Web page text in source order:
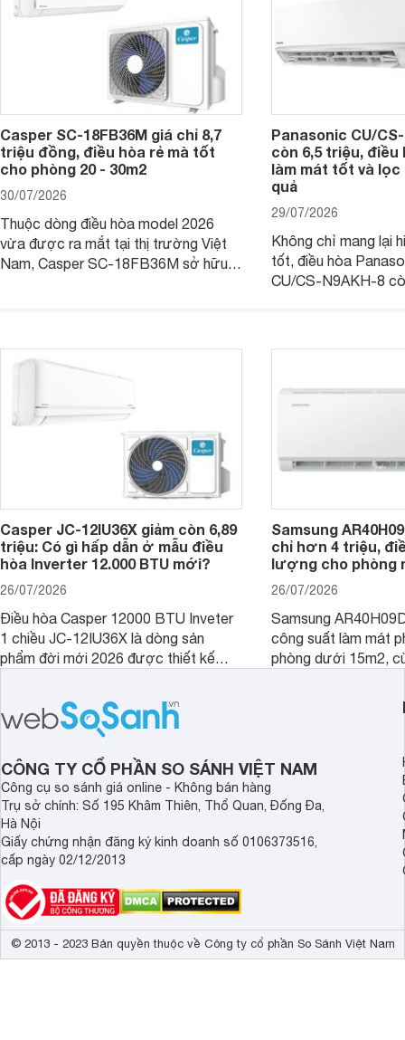
Casper SC-18FB36M giá chỉ 8,7
triệu đồng, điều hòa rẻ mà tốt
cho phòng 20 - 30m2
30/07/2026
Thuộc dòng điều hòa model 2026
vừa được ra mắt tại thị trường Việt
Nam, Casper SC-18FB36M sở hữu
nhiều tính năng và công nghệ hiện đại.
Panasonic CU/
còn 6,5 triệu, điều
làm mát tốt và lọc
quả
29/07/2026
Không chỉ mang lại
tốt, điều hòa
CU/CS-N9AKH-8
Casper JC-12IU36X giảm còn 6,89
triệu: Có gì hấp dẫn ở mẫu điều
hòa Inverter 12.000 BTU mới?
26/07/2026
Điều hòa Casper 12000 BTU Inveter
1 chiều JC-12IU36X là dòng sản
phẩm đời mới 2026 được thiết kế
sở hữu khả năng làm mát tốt mà còn
có giá bán rất hợp lý.
Samsung
chỉ hơn 4 triệu,
lượng cho phòng
26/07/2026
Samsung
công suất làm mát
phòng dưới 15m2,
phòng ngủ, phòng
CÔNG TY CỔ PHẦN SO SÁNH VIỆT NAM
Công cụ so sánh giá online - Không bán hàng
Trụ sở chính: Số 195 Khâm Thiên, Thổ Quan, Đống Đa,
Hà Nội
Giấy chứng nhận đăng ký kinh doanh số 0106373516,
cấp ngày 02/12/2013
© 2013 - 2023 Bản quyền thuộc về Công ty cổ phần So Sánh Việt Nam